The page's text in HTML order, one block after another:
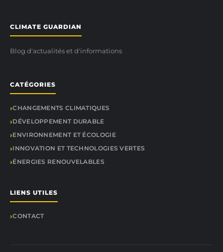
CLIMATE GUARDIAN
Blog d'actualités et d'informations
CATÉGORIES
CHANGEMENTS CLIMATIQUES
DÉVELOPPEMENT DURABLE
ENVIRONNEMENT ET ÉCOLOGIE
INNOVATION ET TECHNOLOGIES VERTES
ÉNERGIES RENOUVELABLES
LIENS UTILES
CONTACT